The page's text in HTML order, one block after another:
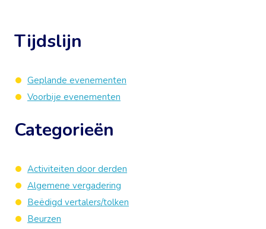
Tijdslijn
Geplande evenementen
Voorbije evenementen
Categorieën
Activiteiten door derden
Algemene vergadering
Beëdigd vertalers/tolken
Beurzen